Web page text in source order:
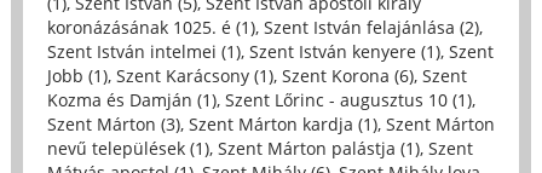
koronázásának 1025. é (1), Szent István felajánlása (2),
Szent István intelmei (1), Szent István kenyere (1), Szent
Jobb (1), Szent Karácsony (1), Szent Korona (6), Szent
Kozma és Damján (1), Szent Lőrinc - augusztus 10 (1),
Szent Márton (3), Szent Márton kardja (1), Szent Márton
nevű települések (1), Szent Márton palástja (1), Szent